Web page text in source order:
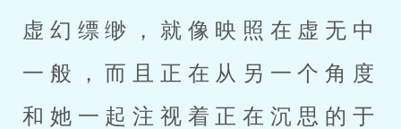
虚幻缥缈，就像映照在虚无中
一般，而且正在从另一个角度
和她一起注视着正在沉思的于